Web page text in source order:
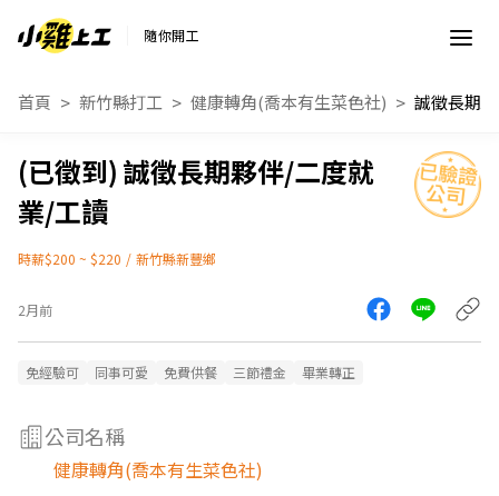
隨你開工
首頁 新竹縣打工 健康轉角(喬本有生菜色社)
誠徵長期夥伴/二度就
業/工讀
時薪$200 ~ $220 / 新竹縣新豐鄉
2月前
免經驗可 同事可愛 免費供餐 三節禮金 畢業轉正
公司名稱
健康轉角(喬本有生菜色社)